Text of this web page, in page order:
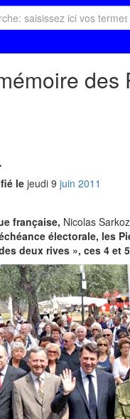
des
le jeudi 9 juin 2011
française, Nicolas
électorale, les
deux rives », ces 4 et